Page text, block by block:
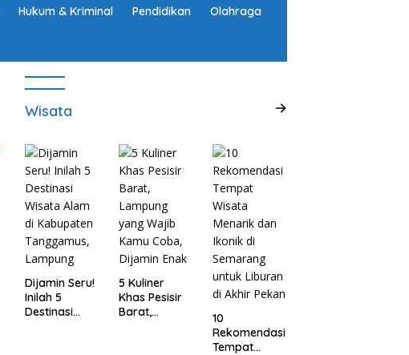
Hukum & Kriminal Pendidikan Olahraga
Wisata
Dijamin Seru!
Inilah 5
Destinasi
5 Kuliner
Khas Pesisir
Barat,
10
Rekomendasi
Tempat